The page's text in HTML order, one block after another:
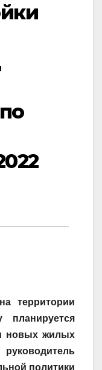
территории
новых жилых
политики